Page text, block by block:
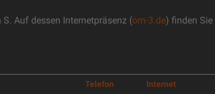
NEWS: LP Product Of
Auf dessen Internetpräsenz (om-3.de) finden Sie
Telefon Internet